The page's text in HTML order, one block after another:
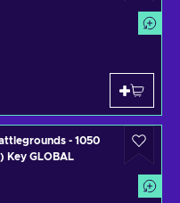
- 1050
Key GLOBAL